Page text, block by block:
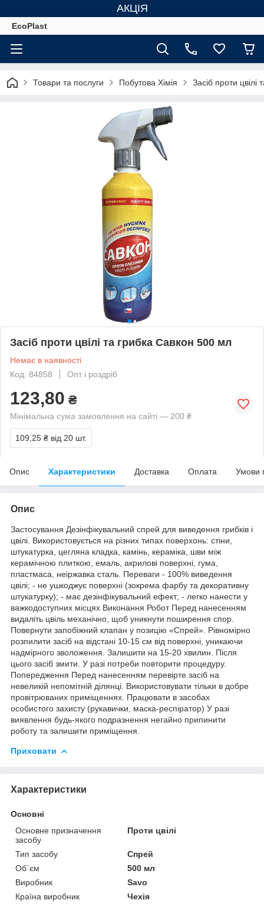
АКЦІЯ
EcoPlast
Товари та послуги Побутова Хімія Засіб проти
Засіб проти цвілі та грибка Савкон 500 мл
Немає в наявності
Код: 84858
Опт і роздріб
123,80 ₴
Мінімальна сума замовлення на сайті — 200 ₴
109,25 ₴ від 20 шт.
Опис Характеристики Доставка Оплата Умови
Опис
Застосування Дезінфікувальний спрей для виведення грибків і
цвілі. Використовується на різних типах поверхонь: стіни,
штукатурка, цегляна кладка, камінь, кераміка, шви між
керамічною плиткою, емаль, акрилові поверхні, гума,
пластмаса, неіржавка сталь. Переваги - 100% виведення
цвілі; - не ушкоджує поверхні (зокрема фарбу та декоративну
штукатурку); - має дезінфікувальний ефект; - легко нанести у
важкодоступних місцях Виконання Робот Перед нанесенням
видаліть цвіль механічно, щоб уникнути поширення спор.
Повернути запобіжний клапан у позицію «Спрей». Рівномірно
розпилити засіб на відстані 10-15 см від поверхні, уникаючи
надмірного зволоження. Залишити на 15-20 хвилин. Після
цього засіб змити. У разі потреби повторити процедуру.
Попередження Перед нанесенням перевірте засіб на
невеликій непомітній ділянці. Використовувати тільки в добре
провітрюваних приміщеннях. Працювати в засобах
особистого захисту (рукавички, маска-респіратор) У разі
виявлення будь-якого подразнення негайно припинити
роботу та залишити приміщення.
Приховати
Характеристики
Основні
Основне призначення
засобу
Проти цвілі
Тип засобу
Спрей
Об`єм
500 мл
Виробник
Savo
Країна виробник
Чехія